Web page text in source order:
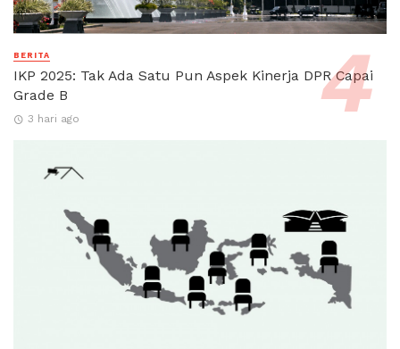
BERITA
IKP 2025: Tak Ada Satu Pun Aspek Kinerja DPR Capai
Grade B
3 hari ago